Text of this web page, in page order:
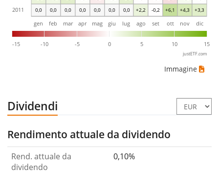
0,0 0,0 0,0 0,0 0,0 0,0 0,0 +2,2 -0,2 +6,1 +4,3 +3,3
-15 -10 -5 0 5 10 15
gen feb mar apr mag giu lug ago set ott nov dic
2011
justETF.com
Immagine
Dividendi
Rendimento attuale da dividendo
Rend. attuale da
dividendo
0,10%